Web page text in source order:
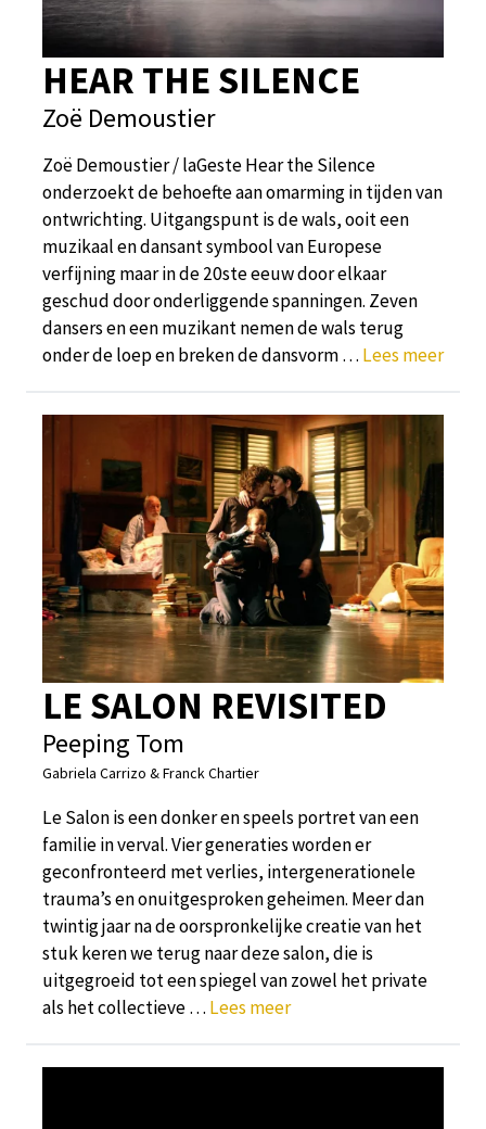
HEAR THE SILENCE
Zoë Demoustier
Zoë Demoustier / laGeste Hear the Silence
onderzoekt de behoefte aan omarming in tijden van
ontwrichting. Uitgangspunt is de wals, ooit een
muzikaal en dansant symbool van Europese
verfijning maar in de 20ste eeuw door elkaar
geschud door onderliggende spanningen. Zeven
dansers en een muzikant nemen de wals terug
onder de loep en breken de dansvorm … Lees meer
LE SALON REVISITED
Peeping Tom
Gabriela Carrizo & Franck Chartier
Le Salon is een donker en speels portret van een
familie in verval. Vier generaties worden er
geconfronteerd met verlies, intergenerationele
trauma’s en onuitgesproken geheimen. Meer dan
twintig jaar na de oorspronkelijke creatie van het
stuk keren we terug naar deze salon, die is
uitgegroeid tot een spiegel van zowel het private
als het collectieve … Lees meer